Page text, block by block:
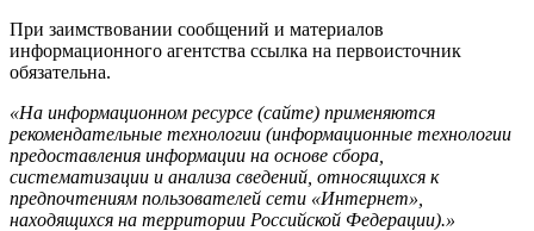
При заимствовании сообщений и материалов
информационного агентства ссылка на первоисточник
обязательна.
«На информационном ресурсе (сайте) применяются
рекомендательные технологии (информационные технологии
предоставления информации на основе сбора,
систематизации и анализа сведений, относящихся к
предпочтениям пользователей сети «Интернет»,
находящихся на территории Российской Федерации).»